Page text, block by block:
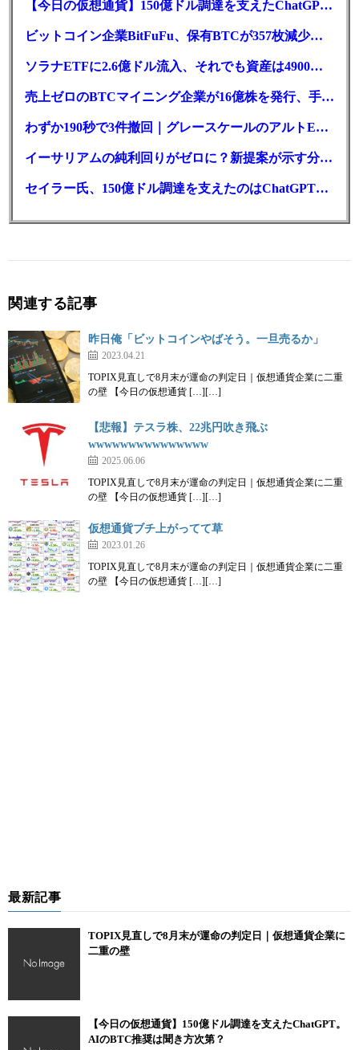
【今日の仮想通貨】150億ドル調達を支えたChatGPT。AIのBTC推奨は聞き方次第？
ビットコイン企業BitFuFu、保有BTCが357枚減少｜前払いが要因
ソラナETFに2.6億ドル流入、それでも資産は4900万ドル減
売上ゼロのBTCマイニング企業が16億株を発行、手元現金は23万ドル
わずか190秒で3件撤回｜グレースケールのアルトETF戦略に変化か
イーサリアムの純利回りがゼロに？新提案が示す分岐点とは
セイラー氏、150億ドル調達を支えたのはChatGPT｜新型優先株
関連する記事
昨日俺「ビットコインやばそう。一旦売るか」
2023.04.21
TOPIX見直しで8月末が運命の判定日｜仮想通貨企業に二重
の壁 【今日の仮想通貨 […][…]
【悲報】テスラ株、22兆円吹き飛ぶ
wwwwwwwwwwwwwww
2025.06.06
TOPIX見直しで8月末が運命の判定日｜仮想通貨企業に二重
の壁 【今日の仮想通貨 […][…]
仮想通貨ブチ上がってて草
2023.01.26
TOPIX見直しで8月末が運命の判定日｜仮想通貨企業に二重
の壁 【今日の仮想通貨 […][…]
最新記事
TOPIX見直しで8月末が運命の判定日｜仮想通貨企業に
二重の壁
【今日の仮想通貨】150億ドル調達を支えたChatGPT。
AIのBTC推奨は聞き方次第？